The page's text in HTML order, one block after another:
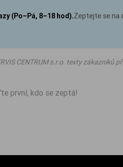
(Po–Pá, 8–18 hod).Zeptejte se na
CENTRUM s.r.o. texty zákazníků
první, kdo se zeptá!